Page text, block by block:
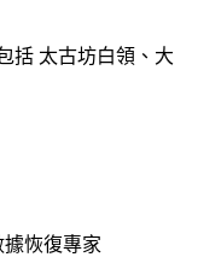
括 太古坊白領、大
恢復專家